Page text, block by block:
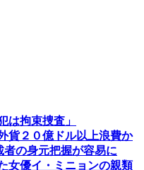
は拘束捜査」
貨２０億ドル以上浪費か
者の身元把握が容易に
女優イ・ミニョンの親類